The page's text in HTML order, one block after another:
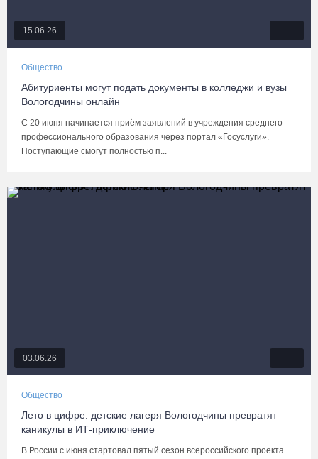
15.06.26
Общество
Абитуриенты могут подать документы в колледжи и вузы
Вологодчины онлайн
С 20 июня начинается приём заявлений в учреждения среднего
профессионального образования через портал «Госуслуги».
Поступающие смогут полностью п...
03.06.26
Общество
Лето в цифре: детские лагеря Вологодчины превратят
каникулы в ИТ-приключение
В России с июня стартовал пятый сезон всероссийского проекта